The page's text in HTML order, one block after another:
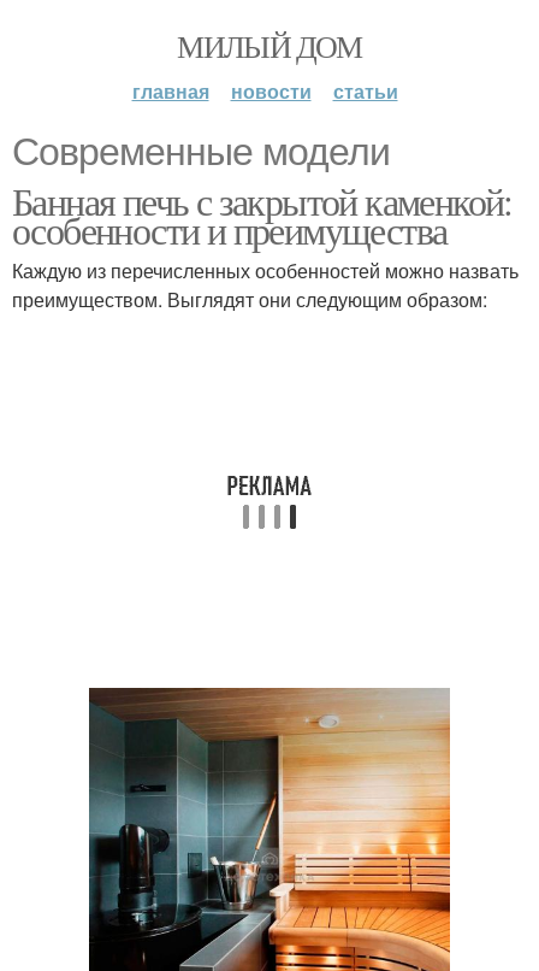
МИЛЫЙ ДОМ
главная новости статьи
Современные модели
Банная печь с закрытой каменкой:
особенности и преимущества
Каждую из перечисленных особенностей можно назвать
преимуществом. Выглядят они следующим образом: